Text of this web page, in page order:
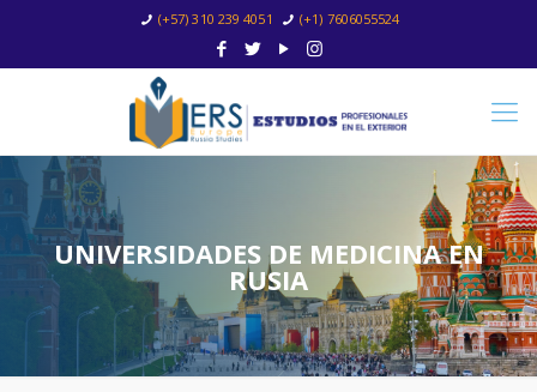
(+57) 310 239 4051 (+1) 7606055524
UNIVERSIDADES DE MEDICINA EN
RUSIA